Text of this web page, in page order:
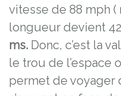
vitesse de 88 mph (
longueur devient
ms. Donc, c’est la
le trou de l’espace
permet de voyager